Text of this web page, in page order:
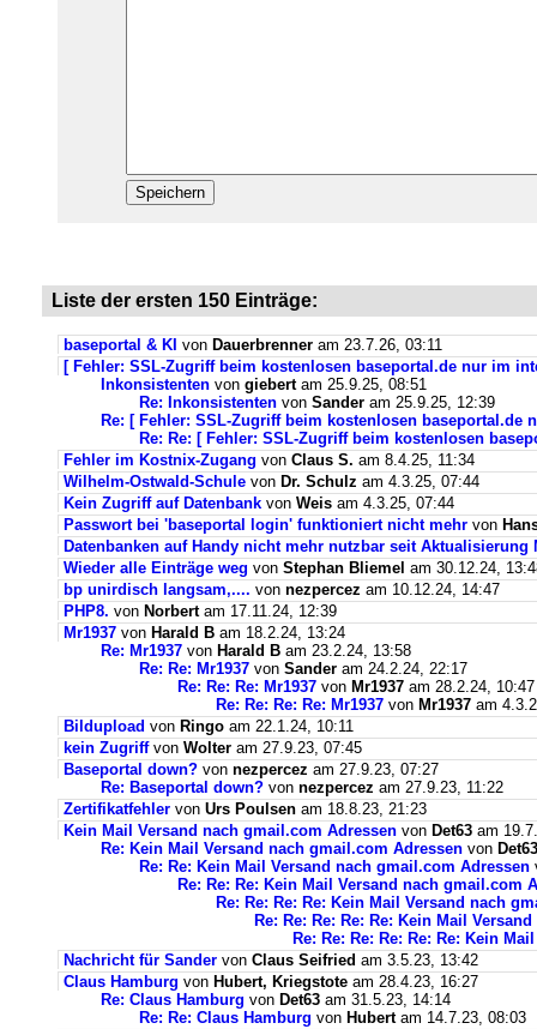
Liste der ersten 150 Einträge:
baseportal & KI von Dauerbrenner am 23.7.26, 03:11
[ Fehler: SSL-Zugriff beim kostenlosen baseportal.de nur im
Inkonsistenten von giebertam 25.9.25, 08:51
Re: Inkonsistenten von Sander am 25.9.25, 12:39
Re: [ Fehler: SSL-Zugriff beim kostenlosen baseportal.de
Re: Re: [ Fehler: SSL-Zugriff beim kostenlosen
Fehler im Kostnix-Zugang von Claus S. am 8.4.25, 11:34
Wilhelm-Ostwald-Schule von Dr. Schulz am 4.3.25, 07:44
Kein Zugriff auf Datenbank von Weis am 4.3.25, 07:44
Passwort bei 'baseportal login' funktioniert nicht mehr von
Datenbanken auf Handy nicht mehr nutzbar seit Aktualisierung
Wieder alle Einträge weg von Stephan Bliemel am 30.12.24,
bp unirdisch langsam,.... von nezpercez am 10.12.24, 14:47
PHP8. von Norbertam 17.11.24, 12:39
Mr1937 von Harald B am 18.2.24, 13:24
Re: Mr1937 von Harald B am 23.2.24, 13:58
Re: Re: Mr1937 von Sander am 24.2.24, 22:17
Re: Re: Re: Mr1937 von Mr1937 am 28.2.24, 10:47
Re: Re: Re: Re: Mr1937 von Mr1937 am
Bildupload von Ringo am 22.1.24, 10:11
kein Zugriffvon Wolter am 27.9.23, 07:45
Baseportal down? von nezpercez am 27.9.23, 07:27
Re: Baseportal down? von nezpercez am 27.9.23, 11:22
Zertifikatfehler von Urs Poulsen am 18.8.23, 21:23
Kein Mail Versand nach gmail.com Adressen von Det63 am
Re: Kein Mail Versand nach gmail.com Adressen von Det63
Re: Re: Kein Mail Versand nach gmail.com Adressen
Re: Re: Re: Kein Mail Versand nach gmail.com
Re: Re: Re: Re: Kein Mail Versand nach
Re: Re: Re: Re: Re: Kein Mail
Re: Re: Re: Re: Re: Re: Kein
Nachricht für Sander von Claus Seifried am 3.5.23, 13:42
Claus Hamburg von Hubert, Kriegstote am 28.4.23, 16:27
Re: Claus Hamburg von Det63 am 31.5.23, 14:14
Re: Re: Claus Hamburg von Hubertam 14.7.23, 08:03